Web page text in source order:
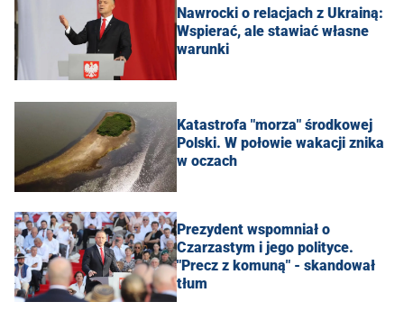
Nawrocki o relacjach z Ukrainą:
Wspierać, ale stawiać własne
warunki
Katastrofa "morza" środkowej
Polski. W połowie wakacji znika
w oczach
Prezydent wspomniał o
Czarzastym i jego polityce.
"Precz z komuną" - skandował
tłum